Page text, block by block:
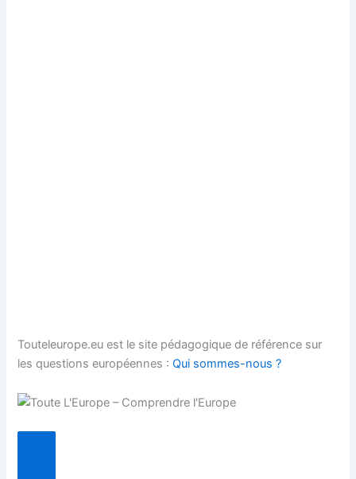
Touteleurope.eu est le site pédagogique de référence sur
les questions européennes :Qui sommes-nous ?